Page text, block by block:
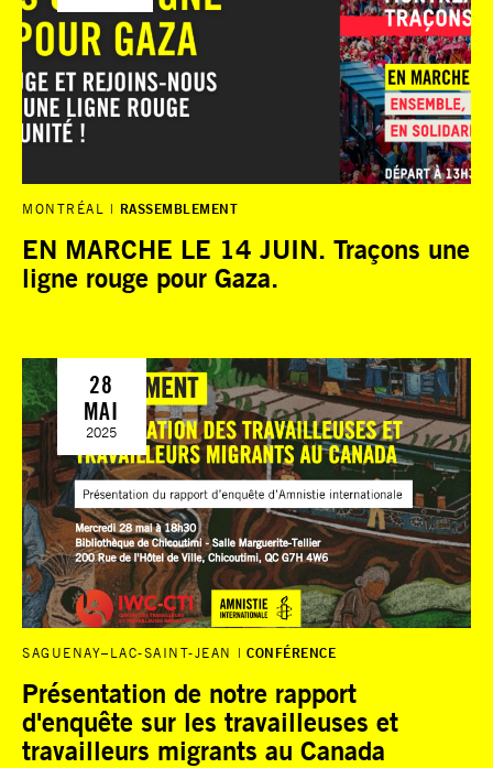
MONTRÉAL RASSEMBLEMENT
EN MARCHE LE 14 JUIN. Traçons une
ligne rouge pour Gaza.
28
MAI
2025
SAGUENAY–LAC-SAINT-JEAN CONFÉRENCE
Présentation de notre rapport
d'enquête sur les travailleuses et
travailleurs migrants au Canada